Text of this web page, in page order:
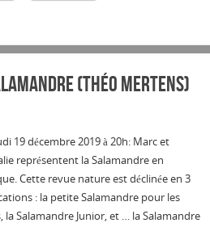
(Théo Mertens)
19 décembre 2019 à 20h: Marc et
représentent la Salamandre en
Cette revue nature est déclinée en 3
: la petite Salamandre pour les
la Salamandre Junior, et … la Salamandre